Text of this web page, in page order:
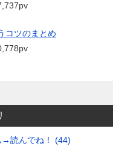
コツのまとめ
→読んでね！ (44)